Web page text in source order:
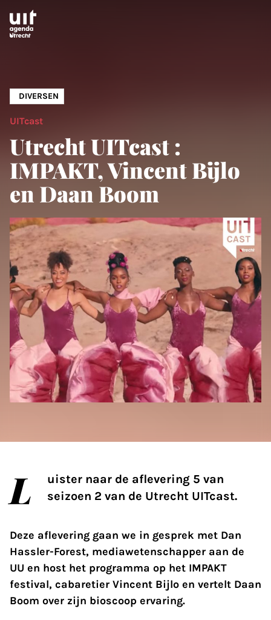
Skip to main content
DIVERSEN
UITcast
Utrecht UITcast :
IMPAKT, Vincent Bijlo
en Daan Boom
L
uister naar de aflevering 5 van
seizoen 2 van de Utrecht UITcast.
Deze aflevering gaan we in gesprek met Dan
Hassler-Forest, mediawetenschapper aan de
UU en host het programma op het IMPAKT
festival, cabaretier Vincent Bijlo en vertelt Daan
Boom over zijn bioscoop ervaring.